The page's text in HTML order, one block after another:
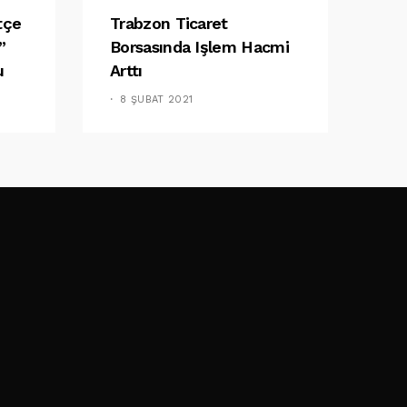
Trabzon Ticaret
Borsasında Işlem Hacmi
Arttı
8 ŞUBAT 2021